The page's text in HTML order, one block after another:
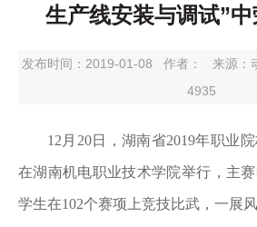
生产线安装与调试”
发布时间：2019-01-08 作者： 来源：
4935
12月20日，湖南省2019年职业
在湖南机电职业技术学院举行，主
学生在102个赛项上竞技比武，一展